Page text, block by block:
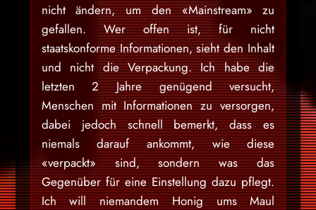
nicht ändern, um den «Mainstream» zu
gefallen. Wer offen ist, für nicht
staatskonforme Informationen, sieht den Inhalt
und nicht die Verpackung. Ich habe die
letzten 2 Jahre genügend versucht,
Menschen mit Informationen zu versorgen,
dabei jedoch schnell bemerkt, dass es
niemals darauf ankommt, wie diese
«verpackt» sind, sondern was das
Gegenüber für eine Einstellung dazu pflegt.
Ich will niemandem Honig ums Maul